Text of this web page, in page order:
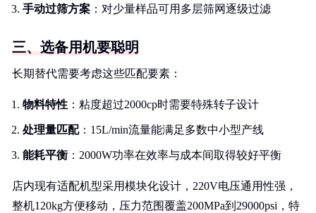
手动过筛方案 ：对少量样品可用多层筛网逐级过滤
三、选备用机要聪明
长期替代需要考虑这些匹配要素：
物料特性 ：粘度超过2000cp时需要特殊转子设计
处理量匹配：15L/min流量能满足多数中小型产线
能耗平衡 ：2000W功率在效率与成本间取得较好平衡
店内现有适配机型采用模块化设计，220V电压通用性强，
整机120kg方便移动，压力范围覆盖200MPa到29000psi，特